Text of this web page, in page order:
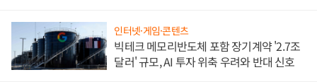
인터넷·게임·콘텐츠
빅테크 메모리반도체 포함 장기계약 '2.7조
달러' 규모, AI 투자 위축 우려와 반대 신호